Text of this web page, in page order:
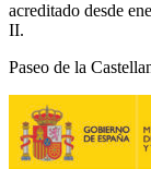
acreditado desde
II.
Paseo de la